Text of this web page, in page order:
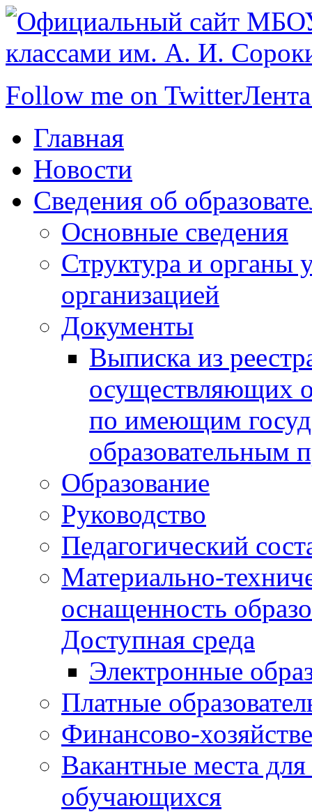
Follow me on Twitter
Главная
Новости
Сведения об
Основные сведения
Структура и органы
организацией
Документы
Выписка из
осуществляющих
по имеющим
образовательным
Образование
Руководство
Педагогический
Материально-
оснащенность
Доступная среда
Электронные
Платные
Финансово-
Вакантные места
обучающихся